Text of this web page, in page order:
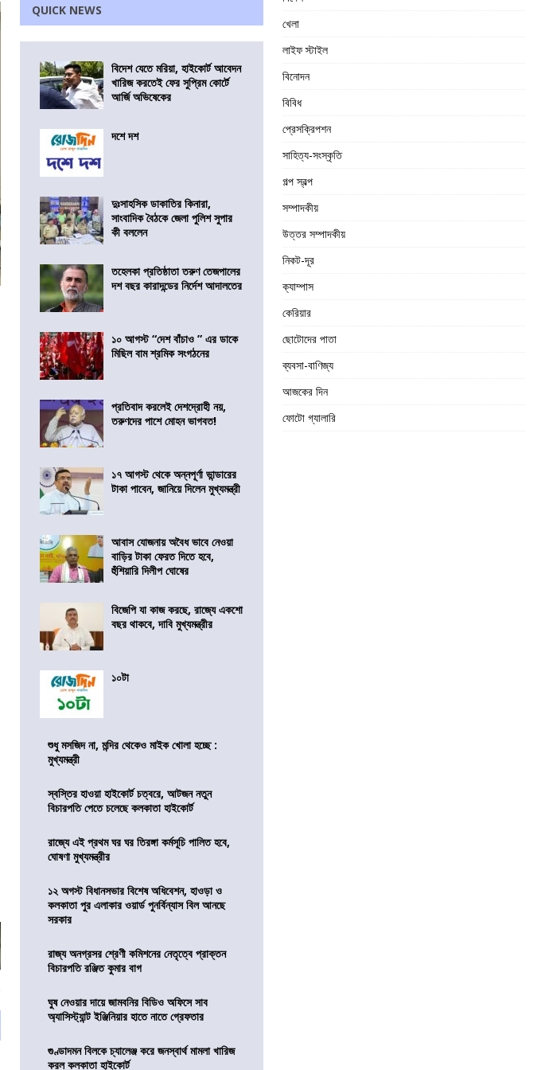
QUICK NEWS
বিদেশ যেতে মরিয়া, হাইকোর্ট আবেদন
খারিজ করতেই ফের সুপ্রিম কোর্টে
আর্জি অভিষেকের
দশে দশ
দুঃসাহসিক ডাকাতির কিনারা,
সাংবাদিক বৈঠকে জেলা পুলিশ সুপার
কী বললেন
তহেলকা প্রতিষ্ঠাতা তরুণ তেজপালের
দশ বছর কারাদন্ডের নির্দেশ আদালতের
১০ আগস্ট “দেশ বাঁচাও ” এর ডাকে
মিছিল বাম শ্রমিক সংগঠনের
প্রতিবাদ করলেই দেশদ্রোহী নয়,
তরুণদের পাশে মোহন ভাগবত!
১৭ আগস্ট থেকে অন্নপূর্ণা ভান্ডারের
টাকা পাবেন, জানিয়ে দিলেন মুখ্যমন্ত্রী
আবাস যোজনায় অবৈধ ভাবে নেওয়া
বাড়ির টাকা ফেরত দিতে হবে,
হুঁশিয়ারি দিলীপ ঘোষের
বিজেপি যা কাজ করছে, রাজ্যে একশো
বছর থাকবে, দাবি মুখ্যমন্ত্রীর
১০টা
শুধু মসজিদ না, মন্দির থেকেও মাইক খোলা হচ্ছে :
মুখ্যমন্ত্রী
স্বস্তির হাওয়া হাইকোর্ট চত্বরে, আটজন নতুন
বিচারপতি পেতে চলেছে কলকাতা হাইকোর্ট
রাজ্যে এই প্রথম ঘর ঘর তিরঙ্গা কর্মসূচি পালিত হবে,
ঘোষণা মুখ্যমন্ত্রীর
১২ অগস্ট বিধানসভার বিশেষ অধিবেশন, হাওড়া ও
কলকাতা পুর এলাকার ওয়ার্ড পুনর্বিন্যাস বিল আনছে
সরকার
রাজ্য অনগ্রসর শ্রেণী কমিশনের নেতৃত্বে প্রাক্তন
বিচারপতি রঞ্জিত কুমার বাগ
ঘুষ নেওয়ার দায়ে জামবনির বিডিও অফিসে সাব
অ্যাসিস্ট্যান্ট ইঞ্জিনিয়ার হাতে নাতে গ্রেফতার
গুণ্ডাদমন বিলকে চ্যালেঞ্জ করে জনস্বার্থ মামলা খারিজ
করল কলকাতা হাইকোর্ট
খেলা
লাইফ স্টাইল
বিনোদন
বিবিধ
প্রেসক্রিপশন
সাহিত্য-সংস্কৃতি
গল্প স্বল্প
সম্পাদকীয়
উত্তর সম্পাদকীয়
নিকট-দূর
ক্যাম্পাস
কেরিয়ার
ছোটোদের পাতা
ব্যবসা-বাণিজ্য
আজকের দিন
ফোটো গ্যালারি